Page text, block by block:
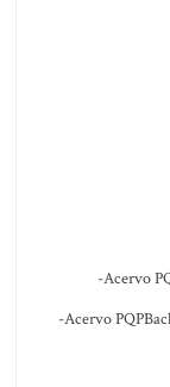
-Acervo
-Acervo